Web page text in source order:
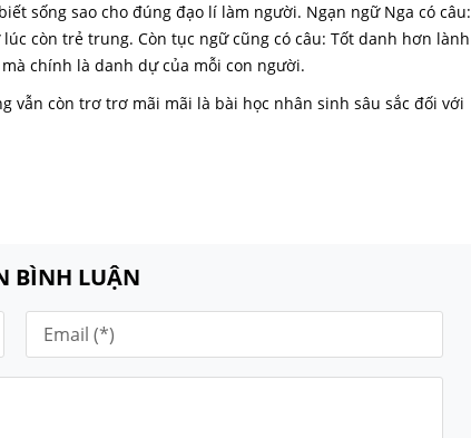
sống sao cho đúng đạo lí làm người. Ngạn ngữ Nga có câu:
còn trẻ trung. Còn tục ngữ cũng có câu: Tốt danh hơn lành
chính là danh dự của mỗi con người.
vẫn còn trơ trơ mãi mãi là bài học nhân sinh sâu sắc đối với
BÌNH LUẬN